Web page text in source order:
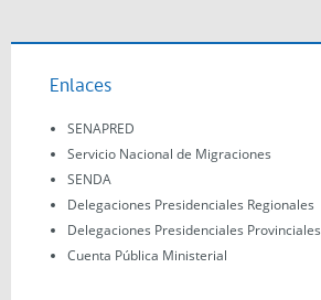
Enlaces
SENAPRED
Servicio Nacional de Migraciones
SENDA
Delegaciones Presidenciales Regionales
Delegaciones Presidenciales Provinciales
Cuenta Pública Ministerial